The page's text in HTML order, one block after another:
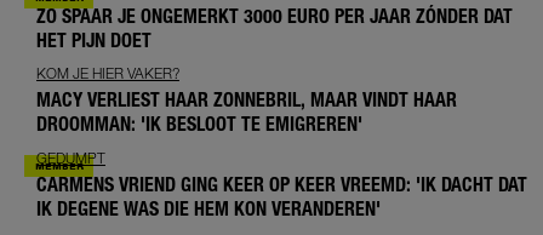
ZO SPAAR JE ONGEMERKT 3000 EURO PER JAAR ZÓNDER DAT
HET PIJN DOET
KOM JE HIER VAKER?
MACY VERLIEST HAAR ZONNEBRIL, MAAR VINDT HAAR
DROOMMAN: 'IK BESLOOT TE EMIGREREN'
GEDUMPT
CARMENS VRIEND GING KEER OP KEER VREEMD: 'IK DACHT DAT
IK DEGENE WAS DIE HEM KON VERANDEREN'